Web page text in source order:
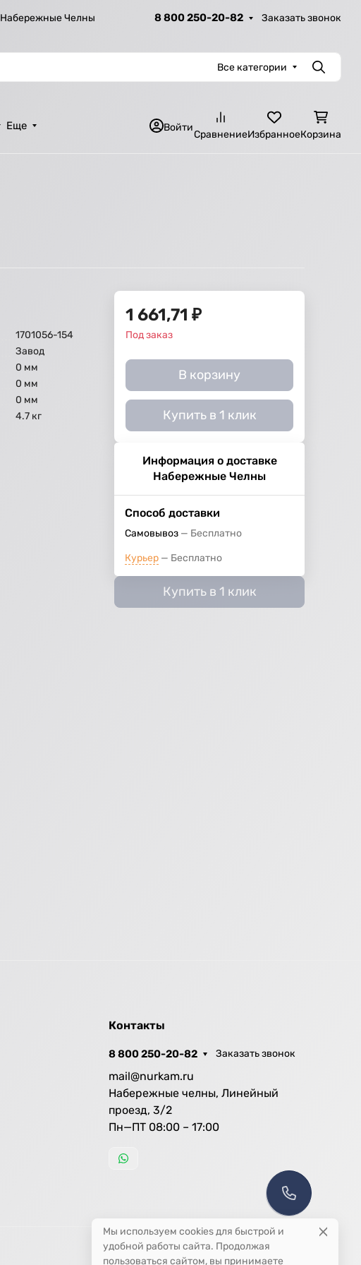
Набережные Челны 8 800 250-20-82 Заказать звонок
Все категории Поиск
Еще Войти
СравнениеИзбранноеКорзина
1701056-154
Завод
0 мм
0 мм
0 мм
4.7 кг
1 661,71 ₽
Под заказ
В корзину
Купить в 1 клик
Информация о доставке
Набережные Челны
Способ доставки
Самовывоз Бесплатно
Курьер Бесплатно
Купить в 1 клик
Контакты
8 800 250-20-82 Заказать звонок
mail@nurkam.ru
Набережные челны, Линейный
проезд, 3/2
Пн—ПТ 08:00 – 17:00
Мы используем cookies для быстрой и
удобной работы сайта. Продолжая
пользоваться сайтом, вы принимаете